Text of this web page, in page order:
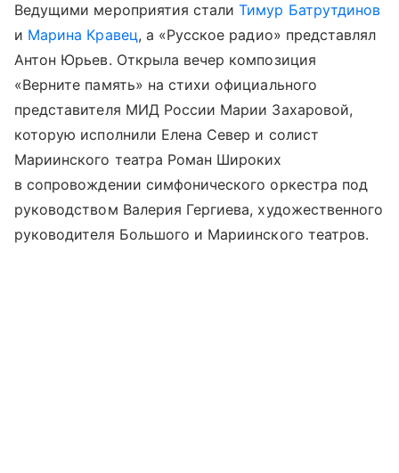
Ведущими мероприятия сталиТимур Батрутдинов
и Марина Кравец, а «Русское радио» представлял
Антон Юрьев. Открыла вечер композиция
«Верните память» на стихи официального
представителя МИД России Марии Захаровой,
которую исполнили Елена Север и солист
Мариинского театра Роман Широких
в сопровождении симфонического оркестра под
руководством Валерия Гергиева, художественного
руководителя Большого и Мариинского театров.